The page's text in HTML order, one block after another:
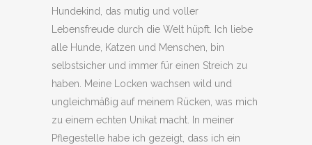
Hundekind, das mutig und voller
Lebensfreude durch die Welt hüpft. Ich liebe
alle Hunde, Katzen und Menschen, bin
selbstsicher und immer für einen Streich zu
haben. Meine Locken wachsen wild und
ungleichmäßig auf meinem Rücken, was mich
zu einem echten Unikat macht. In meiner
Pflegestelle habe ich gezeigt, dass ich ein